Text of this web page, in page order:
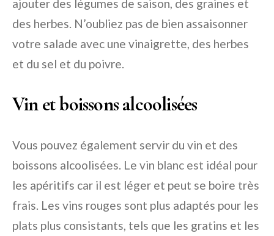
ajouter des légumes de saison, des graines et
des herbes. N’oubliez pas de bien assaisonner
votre salade avec une vinaigrette, des herbes
et du sel et du poivre.
Vin et boissons alcoolisées
Vous pouvez également servir du vin et des
boissons alcoolisées. Le vin blanc est idéal pour
les apéritifs car il est léger et peut se boire très
frais. Les vins rouges sont plus adaptés pour les
plats plus consistants, tels que les gratins et les